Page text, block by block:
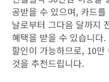
공받을 수 있으며, 카드
날로부터 그다음 달까지
혜택을 받을 수 있습니다
할인이 가능하므로, 10
것을 추천드립니다.